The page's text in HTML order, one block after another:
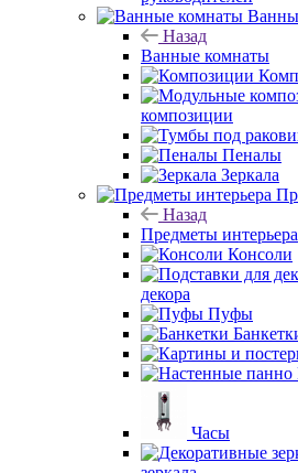
Назад
Ванные комнаты
композиции
Пеналы
Зеркала
Назад
Предметы интерьера
Консоли
декора
Пуфы
Часы